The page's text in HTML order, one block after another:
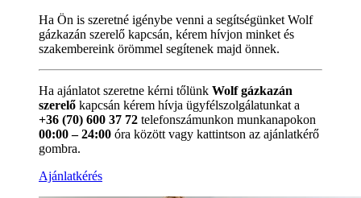
Ha Ön is szeretné igénybe venni a segítségünket Wolf
gázkazán szerelő kapcsán, kérem hívjon minket és
szakembereink örömmel segítenek majd önnek.
Ha ajánlatot szeretne kérni tőlünk Wolf gázkazán
szerelő kapcsán kérem hívja ügyfélszolgálatunkat a
+36 (70) 600 37 72 telefonszámunkon munkanapokon
00:00 – 24:00 óra között vagy kattintson az ajánlatkérő
gombra.
Ajánlatkérés